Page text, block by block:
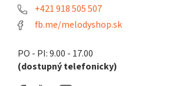
+421 918 505 507
fb.me/melodyshop.sk
PO - PI: 9.00 - 17.00
(dostupný telefonicky)